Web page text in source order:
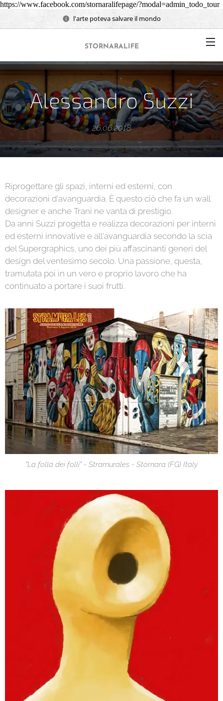
https://www.facebook.com/stornaralifepage/?modal=admin_todo_tour
l'arte poteva salvare il mondo
STORNARALIFE
Alessandro Suzzi
26.06.2018
Riprogettare gli spazi, interni ed esterni, con
decorazioni d'avanguardia. È questo ciò che fa un wall
designer e anche Trani ne vanta di prestigio.
Da anni Suzzi progetta e realizza decorazioni per interni
ed esterni innovative e all'avanguardia secondo la scia
del Supergraphics, uno dei più affascinanti generi del
design del ventesimo secolo. Una passione, questa,
tramutata poi in un vero e proprio lavoro che ha
continuato a portare i suoi frutti.
"La folla dei folli" - Stramurales - Stornara (FG) Italy